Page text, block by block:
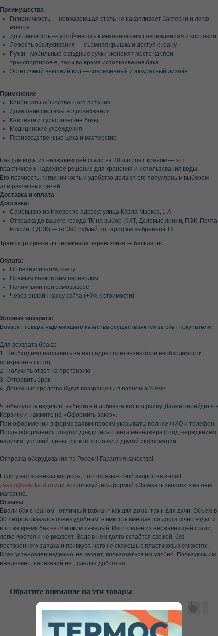
Преимущества
Гигиеничность — нержавеющая сталь не накапливает бактерии и легко
моется.
Долговечность — устойчивость к механическим повреждениям и коррозии.
Легкость обслуживания — съемная крышка и доступ к крану.
Ручки - мобильные складные ручки экономят место как при
транспортировке, так и во время использования бака.
Эстетичный внешний вид — современный и аккуратный дизайн.
Применение
Комбинаты общественного питания
Домашние системы водоснабжения
Кемпинги и туристические базы
Медицинские учреждения
Производственные цеха и мастерские
Бак для воды из нержавеющей стали на 30 литров с краном — это
практичное и надежное решение для хранения и использования воды.
Его прочность, гигиеничность и удобство делают его популярным выбором
для различных целей.
Доставка и оплата
Доставка:
Самовывоз из Ижевск по адресу: улица Карла Маркса, 1 А
Отправка до вашего города ТК на выбор (КИТ, Деловые линии, ПЭК, Почта
России, СДЭК) — от 390 рублей по тарифам выбранной ТК
Транспортировка до терминала перевозчика — бесплатно
Оплата:
По безналичному счету
Прямым банковским переводом
Наличными при самовывозе
Через онлайн кассу сайта (+5% к стоимости)
Условия возврата:
Возврат товара надлежащего качества осуществляется за счет покупателя.
Для возврата брака:
1. Необходимо направить на наш адрес претензию (при необходимости
прикрепить фото);
2. Получить ответ на претензию;
3. Отправить брак;
4. Денежные средства будут возвращены в полном объеме.
Чтобы купить изделие, выберите и добавьте его в корзину. Далее перейдите в
Корзину и нажмите на «Оформить заказ».
При оформлении в форме заявки просим указывать: полное ФИО и телефон.
После оформления покупки дождитесь ответа менеджера с подтверждением
наличия, условий, цены, сроков поставки и другой информации.
Отправка оборудования по России! Гарантия качества!
Если у вас возникли вопросы, то отправьте свой запрос на e-mail
zakaz@keepfood.ru или воспользуйтесь формой «Заказать звонок» в нашем
магазине.
Отзывы
Брали бак с краном - отличный вариант как для дома, так и для дачи. Объём в
30 литров оказался очень удобным: в емкость вмещается достаточно воды, и
в то же время бак не слишком тяжёлый. Изготовлен из нержавеющей стали,
легко моется и не ржавеет. Вода в нём долго остаётся свежей, без
постороннего запаха и привкуса, чего не скажешь о пластиковых ёмкостях.
Кран установлен надёжно, не капает, пользоваться им удобно. Пользуюсь им
ежедневно, нареканий нет, сделан добротно.
Обратите внимание на эти товары
Не нашли нужный ответ